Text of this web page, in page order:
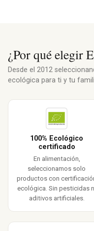
¿Por qué elegir
Desde el 2012
ecológica para ti y tu
100% Ecológico
certificado
En alimentación,
seleccionamos solo
productos con
ecológica. Sin pesticidas
aditivos artificiales.